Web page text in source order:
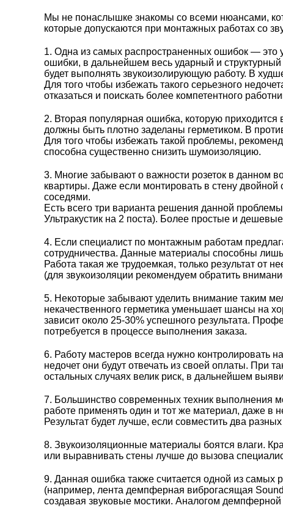
Мы не понаслышке знакомы со всеми нюансами,
которые допускаются при монтажных работах со
1. Одна из самых распространенных ошибок — это
ошибки, в дальнейшем весь ударный и
будет выполнять звукоизолирующую работу. В
Для того чтобы избежать такого серьезного
отказаться и поискать более компетентного
2. Вторая популярная ошибка, которую
должны быть плотно заделаны герметиком. В
Для того чтобы избежать такой проблемы,
способна существенно снизить шумоизоляцию.
3. Многие забывают о важности розеток в данном
квартиры. Даже если монтировать в стену двойной
соседями.
Есть всего три варианта решения данной
Ультракустик на 2 поста). Более простые и дешевые
4. Если специалист по монтажным работам
сотрудничества. Данные материалы способны
Работа такая же трудоемкая, только результат
(для звукоизоляции рекомендуем обратить
5. Некоторые забывают уделить внимание таким
некачественного герметика уменьшает шансы на
зависит около 25-30% успешного результата.
потребуется в процессе выполнения заказа.
6. Работу мастеров всегда нужно контролировать
недочет они будут отвечать из своей оплаты. При
остальных случаях велик риск, в дальнейшем
7. Большинство современных техник выполнения
работе применять один и тот же материал, даже в
Результат будет лучше, если совместить два
8. Звукоизоляционные материалы боятся влаги.
или выравнивать стены лучше до вызова
9. Данная ошибка также считается одной из
(например, лента демпферная виброгасящая
создавая звуковые мостики. Аналогом